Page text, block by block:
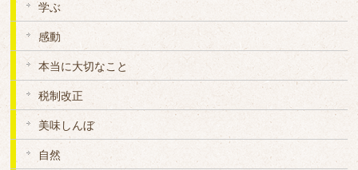
学ぶ
感動
本当に大切なこと
税制改正
美味しんぼ
自然